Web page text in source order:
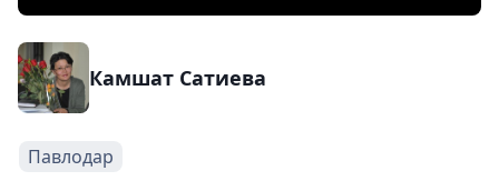
Камшат Сатиева
Павлодар